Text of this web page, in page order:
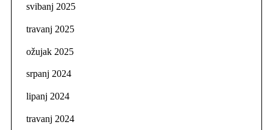
svibanj 2025
travanj 2025
ožujak 2025
srpanj 2024
lipanj 2024
travanj 2024